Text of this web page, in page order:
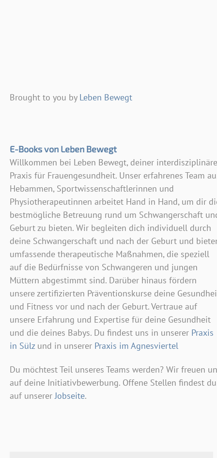
Brought to you by Leben Bewegt
E-Books von Leben Bewegt
Willkommen bei Leben Bewegt, deiner
Praxis für Frauengesundheit. Unser erfahrenes Team
Hebammen, Sportwissenschaftlerinnen und
Physiotherapeutinnen arbeitet Hand in Hand, um dir
bestmögliche Betreuung rund um Schwangerschaft
Geburt zu bieten. Wir begleiten dich individuell durch
deine Schwangerschaft und nach der Geburt und
umfassende therapeutische Maßnahmen, die speziell
auf die Bedürfnisse von Schwangeren und jungen
Müttern abgestimmt sind. Darüber hinaus fördern
unsere zertifizierten Präventionskurse deine
und Fitness vor und nach der Geburt. Vertraue auf
unsere Erfahrung und Expertise für deine Gesundheit
und die deines Babys. Du findest uns in unserer Praxis
in Sülzund in unserer Praxis im Agnesviertel
Du möchtest Teil unseres Teams werden? Wir freuen
auf deine Initiativbewerbung. Offene Stellen findest du
auf unsererJobseite.